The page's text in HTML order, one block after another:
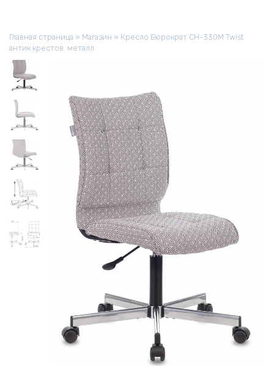
Главная страница » Магазин » Кресло Бюрократ CH-330M Twist
антик крестов. металл